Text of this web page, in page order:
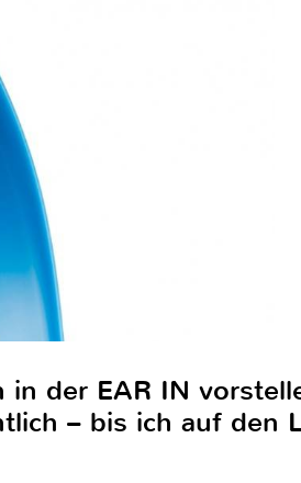
der EAR IN
– bis ich auf den